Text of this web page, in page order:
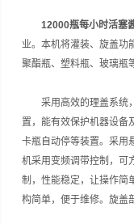
12000瓶每小时活塞
业。本机将灌装、旋盖功
聚酯瓶、塑料瓶、玻璃瓶
采用高效的理盖系统，
置，能有效保护机器设备
卡瓶自动停等装置。采用
机采用变频调带控制，可
制，性能稳定，让操作简
构简单，便于维修。旋盖